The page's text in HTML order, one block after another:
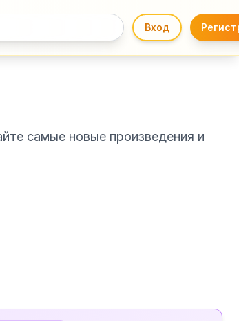
Вход
самые новые произведения и